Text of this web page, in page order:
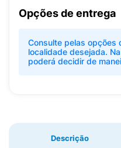
Opções de entrega
Consulte pelas opções
localidade desejada.
poderá decidir de
Descrição